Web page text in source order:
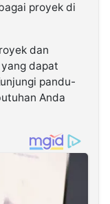
proyek di
dan
dapat
pandu-
Anda